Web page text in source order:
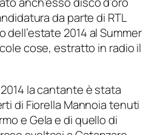
da parte di RTL
dell’estate 2014 al Summer
cose, estratto in radio il
la cantante è stata
di Fiorella Mannoia tenuti
e Gela e di quello di